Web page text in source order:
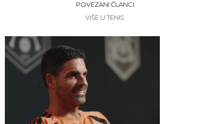
POVEZANI ČLANCI
VIŠE U TENIS